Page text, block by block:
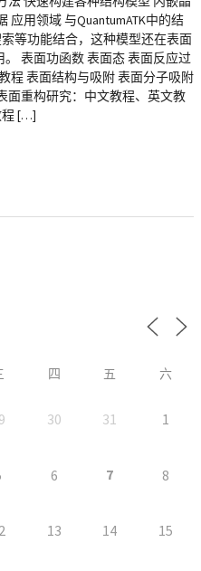
应用领域 与QuantumATK中的结
等功能结合，这种模型还在表面
表面功函数 表面态 表面反应过
程 表面结构与吸附 表面分子吸附
面重构研究：中文教程、英文教
程 […]
四 五 六
30 31 1
6 7 8
13 14 15